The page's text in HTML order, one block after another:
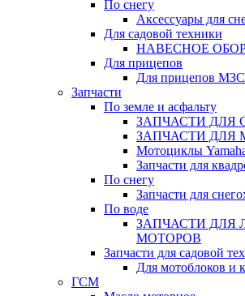
По снегу
Аксессуары для
Для садовой техники
НАВЕСНОЕ
Для прицепов
Для прицепов
Запчасти
По земле и асфальту
ЗАПЧАСТИ ДЛЯ
ЗАПЧАСТИ ДЛЯ
Мотоциклы
Запчасти для
По снегу
Запчасти для
По воде
ЗАПЧАСТИ ДЛЯ
МОТОРОВ
Запчасти для садовой
Для мотоблоков и
ГСМ